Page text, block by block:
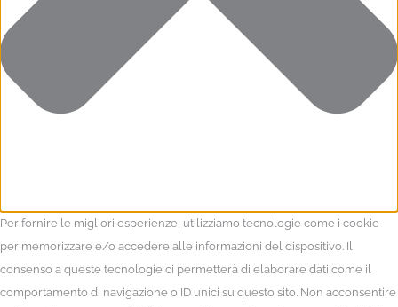
Per fornire le migliori esperienze, utilizziamo tecnologie come i cookie
per memorizzare e/o accedere alle informazioni del dispositivo. Il
consenso a queste tecnologie ci permetterà di elaborare dati come il
comportamento di navigazione o ID unici su questo sito. Non acconsentire